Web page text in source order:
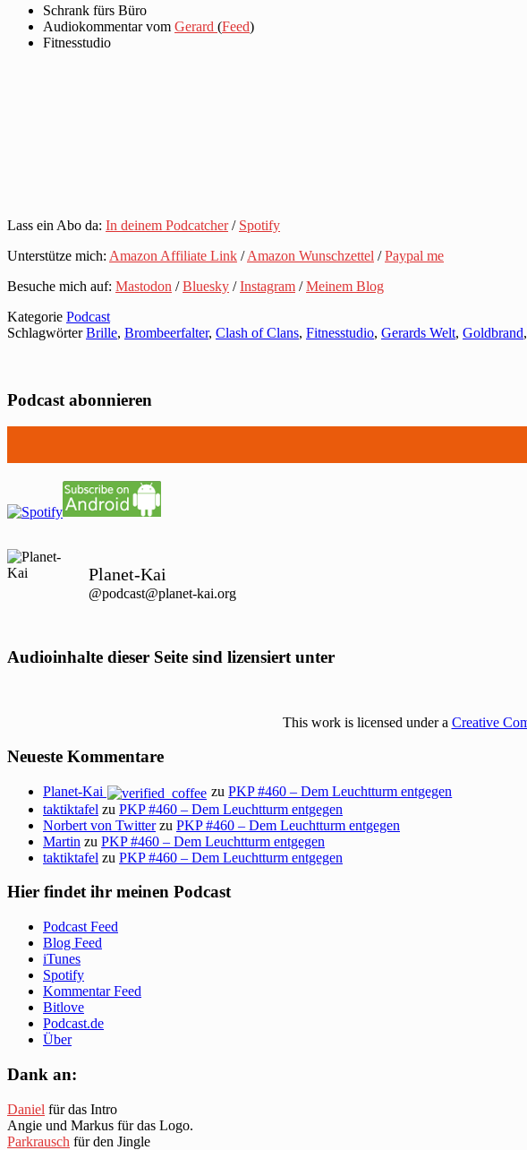
Schrank fürs Büro
Audiokommentar vom Gerard (Feed)
Fitnesstudio
Lass ein Abo da: In deinem Podcatcher/ Spotify
Unterstütze mich: Amazon Affiliate Link /Amazon Wunschzettel /Paypal me
Besuche mich auf: Mastodon /Bluesky /Instagram /Meinem Blog
Kategorie Podcast
SchlagwörterBrille, Brombeerfalter, Clash of Clans, Fitnesstudio, Gerards Welt, Goldbrand,
Podcast abonnieren
Planet-Kai
@podcast@planet-kai.org
Audioinhalte dieser Seite sind lizensiert unter
This work is licensed under a Creative
Neueste Kommentare
Planet-Kai zuPKP #460 – Dem Leuchtturm entgegen
taktiktafel zu PKP #460 – Dem Leuchtturm entgegen
Norbert von Twitterzu PKP #460 – Dem Leuchtturm entgegen
Martin zu PKP #460 – Dem Leuchtturm entgegen
taktiktafel zu PKP #460 – Dem Leuchtturm entgegen
Hier findet ihr meinen Podcast
Podcast Feed
Blog Feed
iTunes
Spotify
Kommentar Feed
Bitlove
Podcast.de
Über
Dank an:
Daniel für das Intro
Angie und Markus für das Logo.
Parkrausch für den Jingle